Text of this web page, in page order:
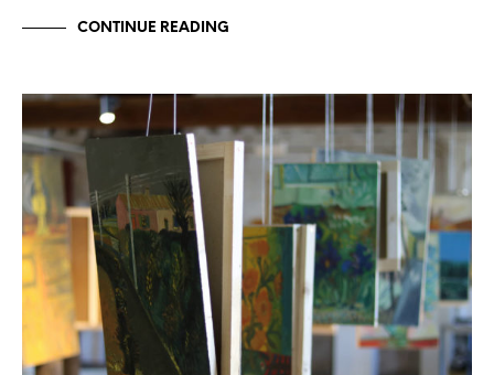
CONTINUE READING